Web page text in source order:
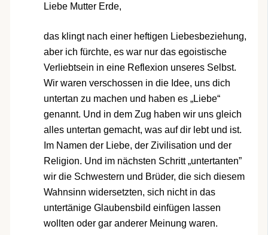
Liebe Mutter Erde,
das klingt nach einer heftigen Liebesbeziehung,
aber ich fürchte, es war nur das egoistische
Verliebtsein in eine Reflexion unseres Selbst.
Wir waren verschossen in die Idee, uns dich
untertan zu machen und haben es „Liebe“
genannt. Und in dem Zug haben wir uns gleich
alles untertan gemacht, was auf dir lebt und ist.
Im Namen der Liebe, der Zivilisation und der
Religion. Und im nächsten Schritt „untertanten”
wir die Schwestern und Brüder, die sich diesem
Wahnsinn widersetzten, sich nicht in das
untertänige Glaubensbild einfügen lassen
wollten oder gar anderer Meinung waren.